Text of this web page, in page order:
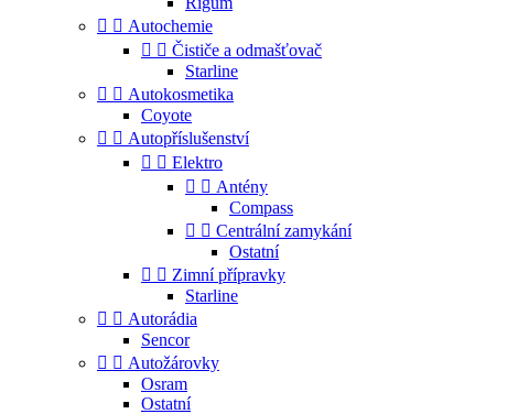
  Autochemie
  Čističe a odmašťovač
Starline
  Autokosmetika
Coyote
  Autopříslušenství
  Elektro
  Antény
Compass
  Centrální zamykání
Ostatní
  Zimní přípravky
Starline
  Autorádia
Sencor
  Autožárovky
Osram
Ostatní